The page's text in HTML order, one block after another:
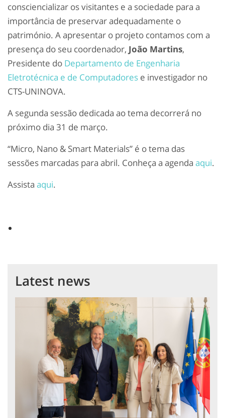
consciencializar os visitantes e a sociedade para a
importância de preservar adequadamente o
património. A apresentar o projeto contamos com a
presença do seu coordenador, João Martins,
Presidente do Departamento de Engenharia
Eletrotécnica e de Computadores e investigador no
CTS-UNINOVA.
A segunda sessão dedicada ao tema decorrerá no
próximo dia 31 de março.
“Micro, Nano & Smart Materials” é o tema das
sessões marcadas para abril. Conheça a agenda aqui.
Assista aqui.
Latest news